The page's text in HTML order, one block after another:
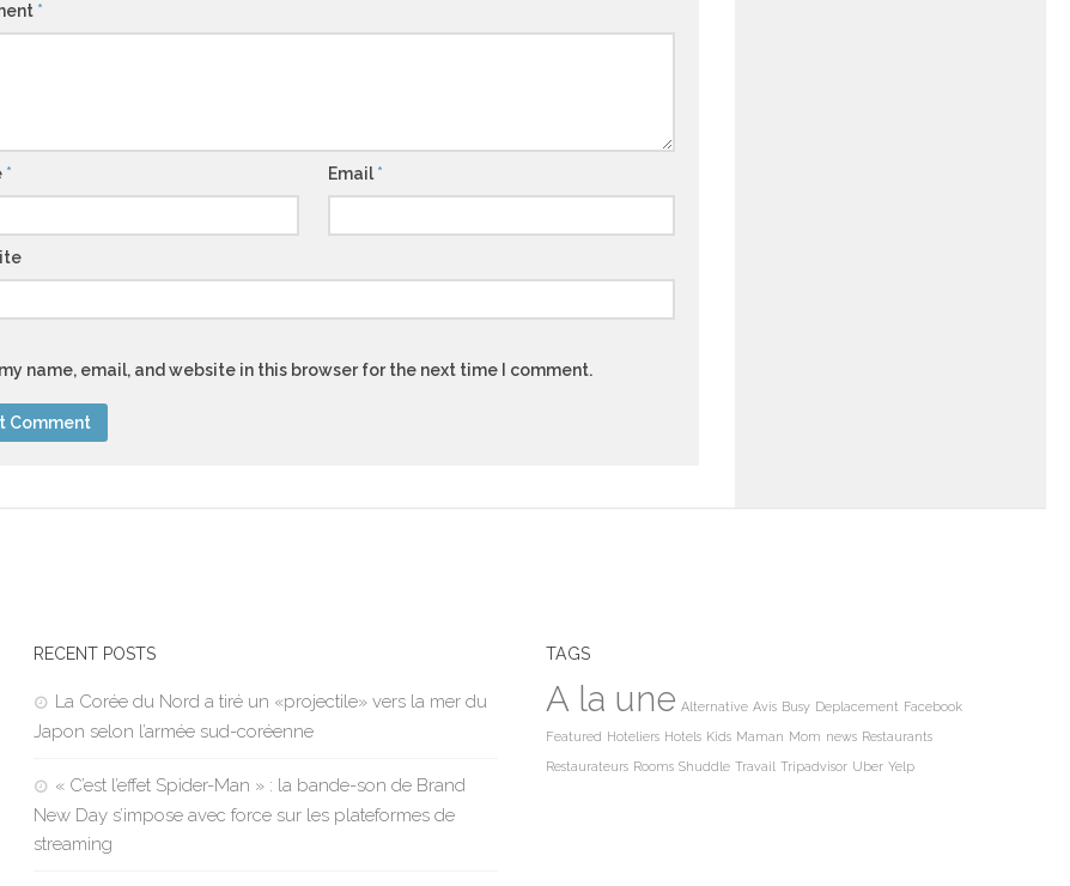
*
* Email*
name, email, and website in this browser for the next time I comment.
RECENT POSTS
La Corée du Nord a tiré un «projectile» vers la mer du
Japon selon l’armée sud-coréenne
« C’est l’effet Spider-Man » : la bande-son de Brand
New Day s’impose avec force sur les plateformes de
streaming
TAGS
A la une Alternative Avis Busy Deplacement Facebook
Featured Hoteliers Hotels Kids Maman Mom news Restaurants
Restaurateurs Rooms Shuddle Travail Tripadvisor Uber Yelp